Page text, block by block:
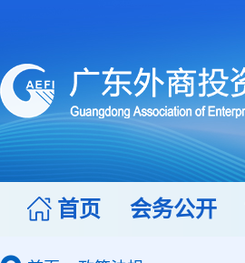
首页 会务公开